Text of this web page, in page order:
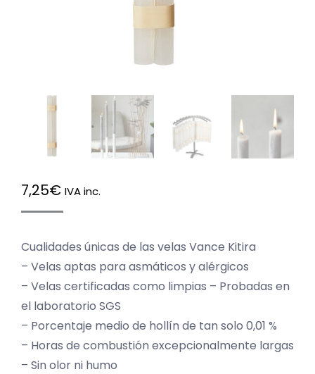
7,25€ IVA inc.
Cualidades únicas de las velas Vance Kitira
– Velas aptas para asmáticos y alérgicos
– Velas certificadas como limpias – Probadas en
el laboratorio SGS
– Porcentaje medio de hollín de tan solo 0,01 %
– Horas de combustión excepcionalmente largas
– Sin olor ni humo